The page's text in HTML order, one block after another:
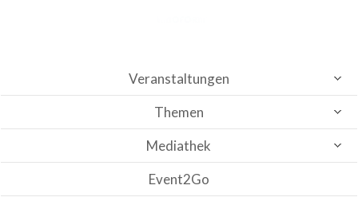
Veranstaltungen
Themen
Mediathek
Event2Go